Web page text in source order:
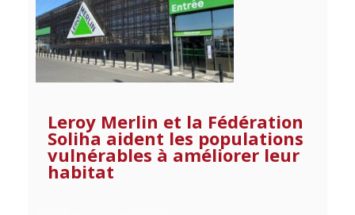
Leroy Merlin et la Fédération
Soliha aident les populations
vulnérables à améliorer leur
habitat